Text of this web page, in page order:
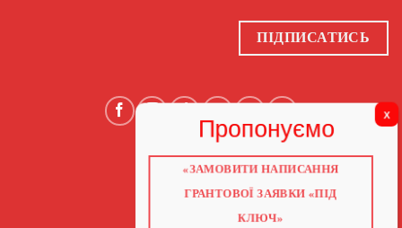
ПІДПИСАТИСЬ
ГОЛОВНА
ПРО НАС
ГРАНТИ 2026
«ЗАМОВИТИ НАПИСАННЯ
ГРАНТОВОЇ ЗАЯВКИ «ПІД
КЛЮЧ»